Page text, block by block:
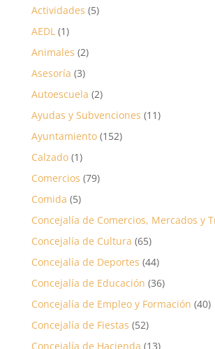
Actividades (5)
AEDL(1)
Animales (2)
Asesoría (3)
Autoescuela (2)
Ayudas y Subvenciones (11)
Ayuntamiento(152)
Calzado(1)
Comercios (79)
Comida (5)
Concejalía de Comercios, Mercados y
Concejalía de Cultura (65)
Concejalía de Deportes (44)
Concejalía de Educación (36)
Concejalía de Empleo y Formación (40)
Concejalía de Fiestas (52)
Concejalía de Hacienda (13)